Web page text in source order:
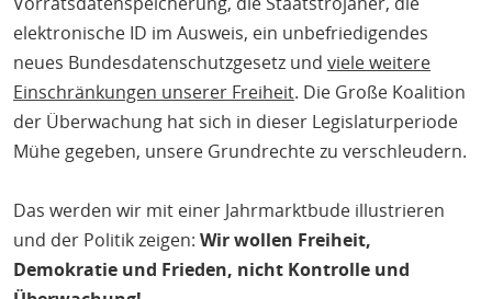
elektronische ID im Ausweis, ein unbefriedigendes
neues Bundesdatenschutzgesetz und viele weitere
Einschränkungen unserer Freiheit. Die Große Koalition
der Überwachung hat sich in dieser Legislaturperiode
Mühe gegeben, unsere Grundrechte zu verschleudern.
Das werden wir mit einer Jahrmarktbude illustrieren
und der Politik zeigen: Wir wollen Freiheit,
Demokratie und Frieden, nicht Kontrolle und